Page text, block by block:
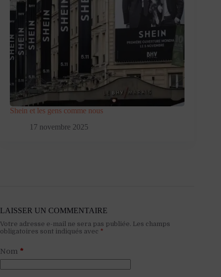
Shein et les gens comme nous
17 novembre 2025
LAISSER UN COMMENTAIRE
Votre adresse e-mail ne sera pas publiée. Les champs
obligatoires sont indiqués avec *
Nom *